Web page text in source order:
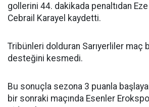
gollerini 44. dakikada penaltıdan
Cebrail Karayel kaydetti.
Tribünleri dolduran Sarıyerliler maç
desteğini kesmedi.
Bu sonuçla sezona 3 puanla
bir sonraki maçında Esenler